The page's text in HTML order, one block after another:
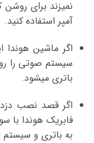
نمیزند برای
آمپر استفاده کنید.
اگر ماشین
سیستم صوتی را
باتری میشود.
اگر قصد نصب
فابریک هوندا با
به باتری و